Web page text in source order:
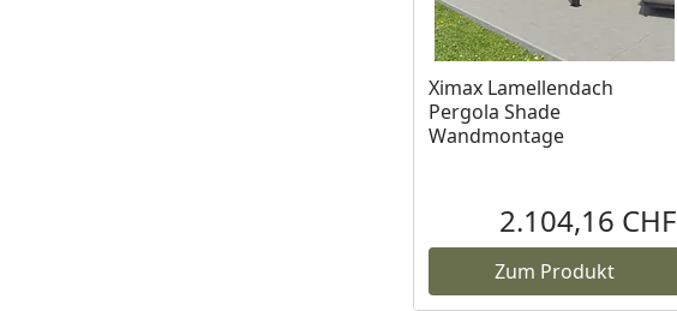
Ximax Lamellendach
Pergola Shade
Wandmontage
2.104,16 CHF
Zum Produkt